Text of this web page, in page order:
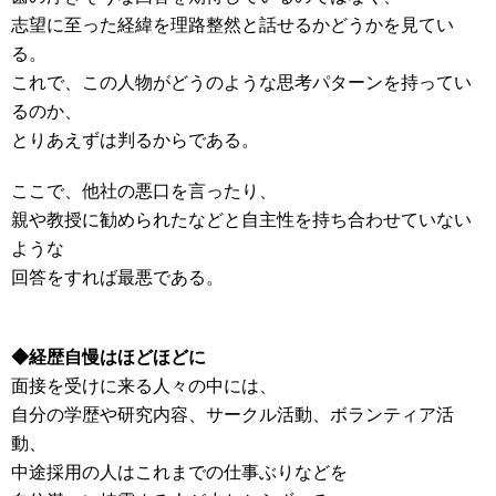
志望に至った経緯を理路整然と話せるかどうかを見てい
る。
これで、この人物がどうのような思考パターンを持ってい
るのか、
とりあえずは判るからである。
ここで、他社の悪口を言ったり、
親や教授に勧められたなどと自主性を持ち合わせていない
ような
回答をすれば最悪である。
◆経歴自慢はほどほどに
面接を受けに来る人々の中には、
自分の学歴や研究内容、サークル活動、ボランティア活
動、
中途採用の人はこれまでの仕事ぶりなどを